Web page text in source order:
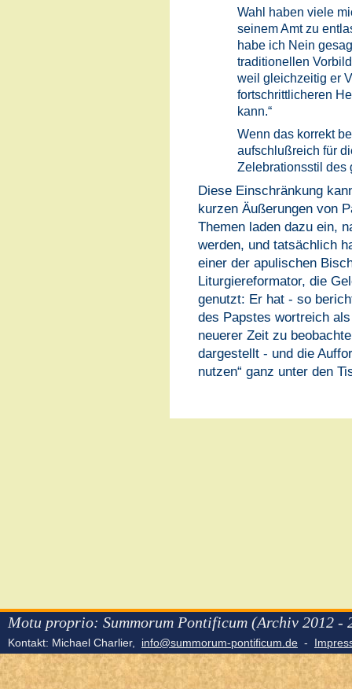
Wahl haben viele
seinem Amt zu
habe ich Nein
traditionellen
weil gleichzeitig er
fortschrittlicheren
kann.“
Wenn das korrekt
aufschlußreich für
Zelebrationsstil des
Diese Einschränkung
kurzen Äußerungen von
Themen laden dazu ein,
werden, und tatsächlich
einer der apulischen
Liturgiereformator, die
genutzt: Er hat - so
des Papstes wortreich
neuerer Zeit zu
dargestellt - und die
nutzen“ ganz unter den
Motu proprio: Summorum Pontificum (Archiv 2012 -
Kontakt: Michael Charlier, info@summorum-pontificum.de -